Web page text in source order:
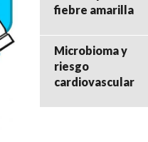
fiebre amarilla
Microbioma y
riesgo
cardiovascular